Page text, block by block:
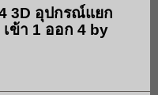
3D อุปกรณ์แยก
ข้า 1 ออก 4 by